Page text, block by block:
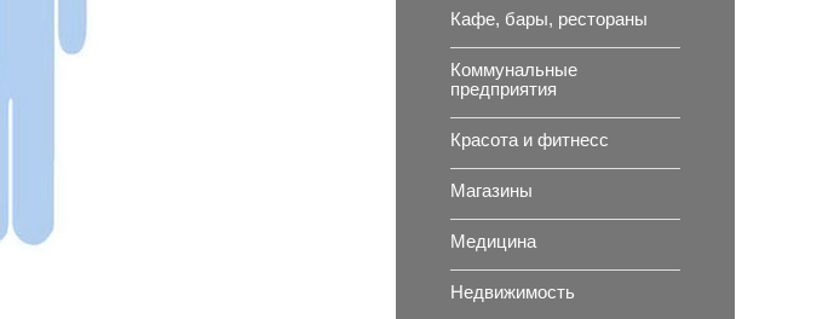
Кафе, бары, рестораны
Коммунальные
предприятия
Красота и фитнесс
Магазины
Медицина
Недвижимость